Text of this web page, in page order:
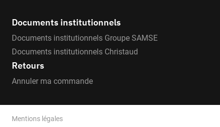
Documents institutionnels
Documents institutionnels Groupe SAMSE
Documents institutionnels Christaud
Retours
Annuler ma commande
Mentions légales